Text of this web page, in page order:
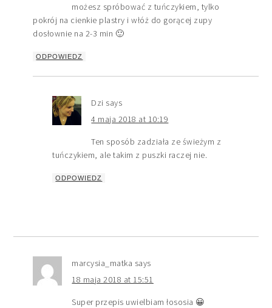
możesz spróbować z tuńczykiem, tylko
pokrój na cienkie plastry i włóż do gorącej zupy
dosłownie na 2-3 min 🙂
ODPOWIEDZ
Dzi says
4 maja 2018 at 10:19
Ten sposób zadziała ze świeżym z
tuńczykiem, ale takim z puszki raczej nie.
ODPOWIEDZ
marcysia_matka says
18 maja 2018 at 15:51
Super przepis uwielbiam łososia 😀